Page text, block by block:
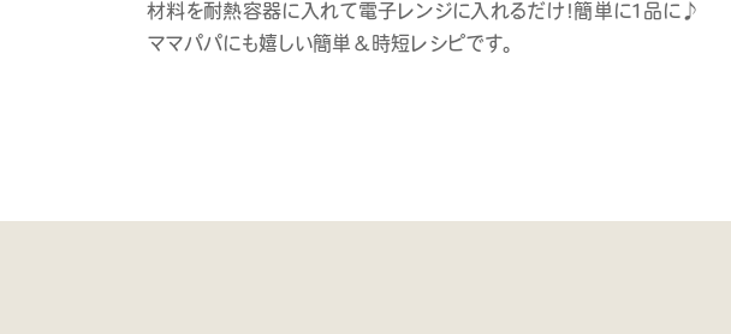
材料を耐熱容器に入れて電子レンジに入れるだけ！簡単に1品に♪
ママパパにも嬉しい簡単＆時短レシピです。